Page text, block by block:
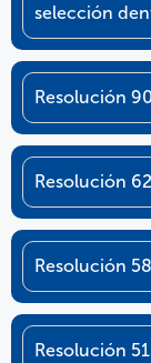
selección
Resolución
Resolución
Resolución
Resolución